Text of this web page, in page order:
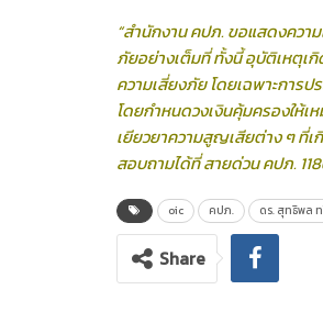
“สำนักงาน คปภ. ขอแสดงควา
ภัยอย่างเต็มที่ ทั้งนี้ อุบัติเหตุเ
ความเสี่ยงภัย โดยเฉพาะการ
โดยกำหนดวงเงินคุ้มครองให้เ
เยียวยาความสูญเสียต่าง ๆ ที่
สอบถามได้ที่ สายด่วน คปภ.
oic คปภ. ดร. สุทธิพล
Share